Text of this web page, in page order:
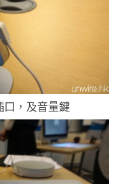
，及音量鍵